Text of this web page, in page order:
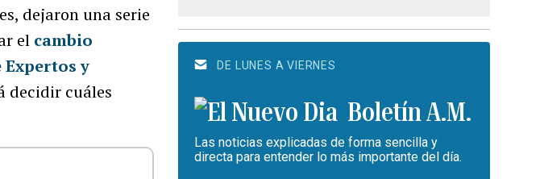
dejaron una serie
el cambio
Expertos y
decidir cuáles
DE LUNES A VIERNES
Boletín A.M.
Las noticias explicadas de forma sencilla y
directa para entender lo más importante del día.